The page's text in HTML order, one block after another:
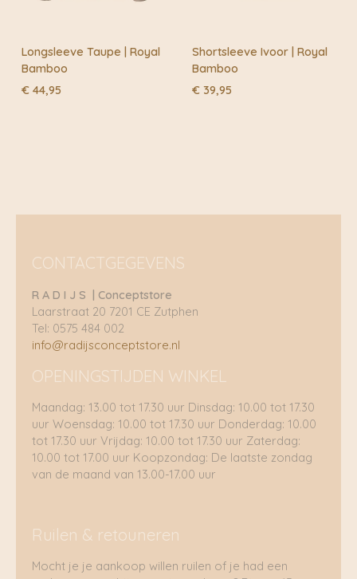
Longsleeve Taupe | Royal
Bamboo
€ 44,95
Shortsleeve Ivoor | Royal
Bamboo
€ 39,95
CONTACTGEGEVENS
R A D I J S | Conceptstore
Laarstraat 20 7201 CE Zutphen
Tel: 0575 484 002
info@radijsconceptstore.nl
OPENINGSTIJDEN WINKEL
Maandag: 13.00 tot 17.30 uur Dinsdag: 10.00 tot 17.30
uur Woensdag: 10.00 tot 17.30 uur Donderdag: 10.00
tot 17.30 uur Vrijdag: 10.00 tot 17.30 uur Zaterdag:
10.00 tot 17.00 uur Koopzondag: De laatste zondag
van de maand van 13.00-17.00 uur
Ruilen & retouneren
Mocht je je aankoop willen ruilen of je had een